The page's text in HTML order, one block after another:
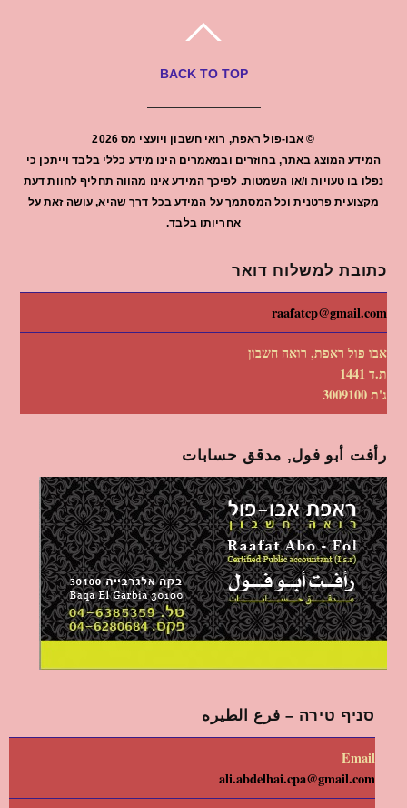
BACK TO TOP
© אבו-פול ראפת, רואי חשבון ויועצי מס2026
המידע המוצג באתר, בחוזרים ובמאמרים הינו מידע כללי בלבד וייתכן כי
נפלו בו טעויות ו/או השמטות. לפיכך המידע אינו מהווה תחליף לחוות דעת
מקצועית פרטנית וכל המסתמך על המידע בכל דרך שהיא, עושה זאת על
אחריותו בלבד.
כתובת למשלוח דואר
raafatcp@gmail.com
אבו פול ראפת, רואה חשבון
ת.ד 1441
ג'ת 3009100
رأفت أبو فول, مدقق حسابات
סניף טירה – فرع الطيره
Email
ali.abdelhai.cpa@gmail.com